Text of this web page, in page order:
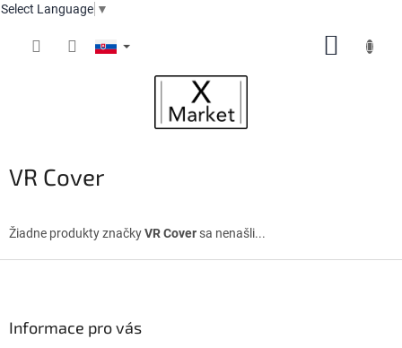
Select Language ▼
VR Cover
Žiadne produkty značkyVR Cover sa nenašli...
Informace pro vás